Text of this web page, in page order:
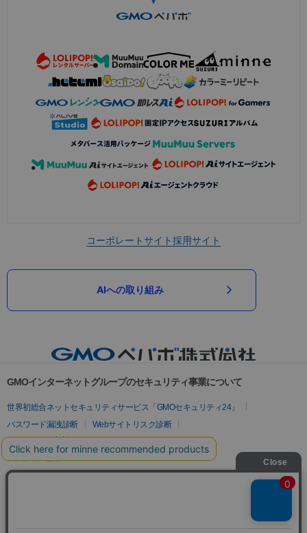
コーポレートサイト採用サイト
AIへの取り組み
GMOインターネットグループのセキュリティ事業について
世界初総合ネットセキュリティサービス「GMOセキュリティ24」
パスワード漏洩診断
Webサイトリスク診断
セキュリティ相談AIチャットボット
実在証明・盗聴対策
サイバー攻撃対策（GMOサイバーセキュリティ byイエラエ）